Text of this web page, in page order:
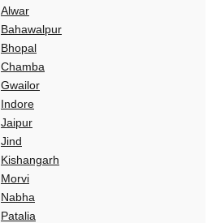
Alwar
Bahawalpur
Bhopal
Chamba
Gwailor
Indore
Jaipur
Jind
Kishangarh
Morvi
Nabha
Patalia